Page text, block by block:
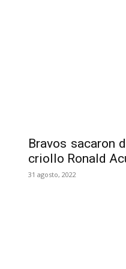
Bravos sacaron
criollo Ronald
31 agosto, 2022